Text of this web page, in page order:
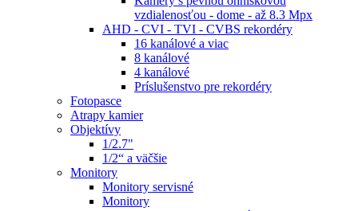
vzdialenosťou - dome - až 8.3 Mpx
AHD - CVI - TVI - CVBS rekordéry
16 kanálové a viac
8 kanálové
4 kanálové
Príslušenstvo pre rekordéry
Fotopasce
Atrapy kamier
Objektívy
1/2.7"
1/2“ a väčšie
Monitory
Monitory servisné
Monitory